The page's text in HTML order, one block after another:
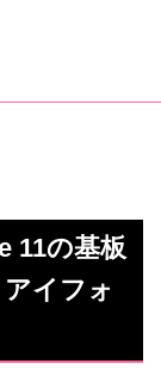
11の基板
イフォ